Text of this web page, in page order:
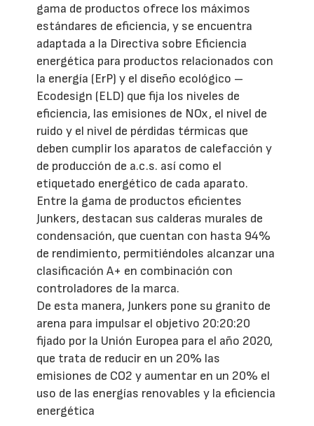
gama de productos ofrece los máximos
estándares de eficiencia, y se encuentra
adaptada a la Directiva sobre Eficiencia
energética para productos relacionados con
la energía (ErP) y el diseño ecológico –
Ecodesign (ELD) que fija los niveles de
eficiencia, las emisiones de NOx, el nivel de
ruido y el nivel de pérdidas térmicas que
deben cumplir los aparatos de calefacción y
de producción de a.c.s. así como el
etiquetado energético de cada aparato.
Entre la gama de productos eficientes
Junkers, destacan sus calderas murales de
condensación, que cuentan con hasta 94%
de rendimiento, permitiéndoles alcanzar una
clasificación A+ en combinación con
controladores de la marca.
De esta manera, Junkers pone su granito de
arena para impulsar el objetivo 20:20:20
fijado por la Unión Europea para el año 2020,
que trata de reducir en un 20% las
emisiones de CO2 y aumentar en un 20% el
uso de las energías renovables y la eficiencia
energética